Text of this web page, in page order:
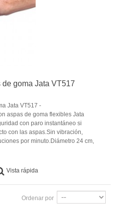
goma Jata VT517
Jata VT517 -
aspas de goma flexibles Jata
con paro instantáneo si
con las aspas.Sin vibración,
por minuto.Diámetro 24 cm,
Vista rápida
Ordenar por